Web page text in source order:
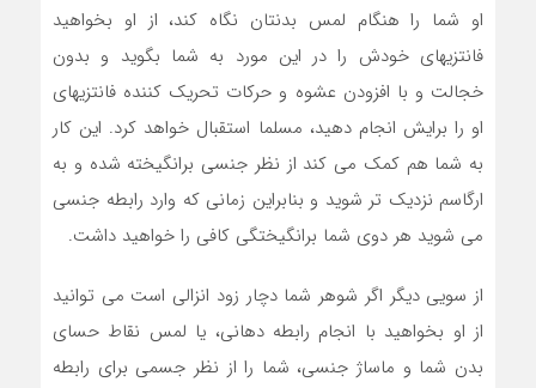
او شما را هنگام لمس بدنتان نگاه کند، از او بخواهید
فانتزیهای خودش را در این مورد به شما بگوید و بدون
خجالت و با افزودن عشوه و حرکات تحریک کننده فانتزیهای
او را برایش انجام دهید، مسلما استقبال خواهد کرد. این کار
به شما هم کمک می کند از نظر جنسی برانگیخته شده و به
ارگاسم نزدیک تر شوید و بنابراین زمانی که وارد رابطه جنسی
می شوید هر دوی شما برانگیختگی کافی را خواهید داشت.
از سویی دیگر اگر شوهر شما دچار زود انزالی است می توانید
از او بخواهید با انجام رابطه دهانی، یا لمس نقاط حسای
بدن شما و ماساژ جنسی، شما را از نظر جسمی برای رابطه